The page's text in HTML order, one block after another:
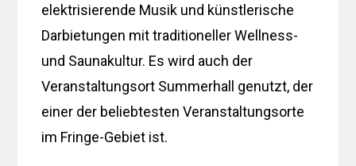
elektrisierende Musik und künstlerische
Darbietungen mit traditioneller Wellness-
und Saunakultur. Es wird auch der
Veranstaltungsort Summerhall genutzt, der
einer der beliebtesten Veranstaltungsorte
im Fringe-Gebiet ist.